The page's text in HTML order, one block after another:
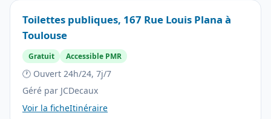
Toilettes publiques, 167 Rue Louis Plana à
Toulouse
Gratuit Accessible PMR
🕐 Ouvert 24h/24, 7j/7
Géré par JCDecaux
Voir la ficheItinéraire